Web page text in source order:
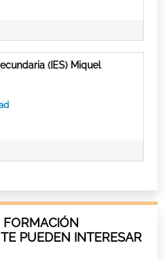
(IES) Miquel
FORMACIÓN
PUEDEN INTERESAR